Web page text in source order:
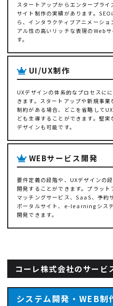
スタートアップからエンタープラ
サイト制作の実績があります。
ら、インタラクティブアニメーシ
アル性の高いリッチな表現のWeb
す。
UI/UX制作
UXデザインの体系的なプロセスに
きます。スタートアップや新規事
制約がある場合、どこを省略して
ども主導することができます。堅
デザインも可能です。
WEBサービス開発
要件定義の段階や、UXデザインの
開発することができます。プラット
マッチングサービス、SaaS、予約
ポータルサイト、e-learningシス
開発できます。
コーレ株式会社のサービ
システム開発・WEB制